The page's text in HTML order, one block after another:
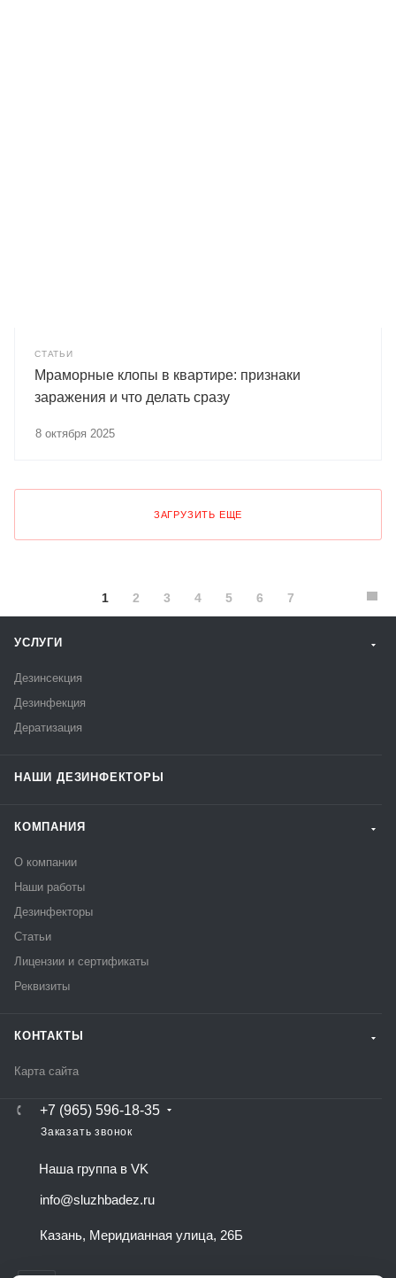
СТАТЬИ
Мраморные клопы в квартире: признаки
заражения и что делать сразу
8 октября 2025
ЗАГРУЗИТЬ ЕЩЕ
1 2 3 4 5 6 7
УСЛУГИ
Дезинсекция
Дезинфекция
Дератизация
НАШИ ДЕЗИНФЕКТОРЫ
КОМПАНИЯ
О компании
Наши работы
Дезинфекторы
Статьи
Лицензии и сертификаты
Реквизиты
КОНТАКТЫ
Карта сайта
+7 (965) 596-18-35
Заказать звонок
Наша группа в VK
info@sluzhbadez.ru
Казань, Меридианная улица, 26Б